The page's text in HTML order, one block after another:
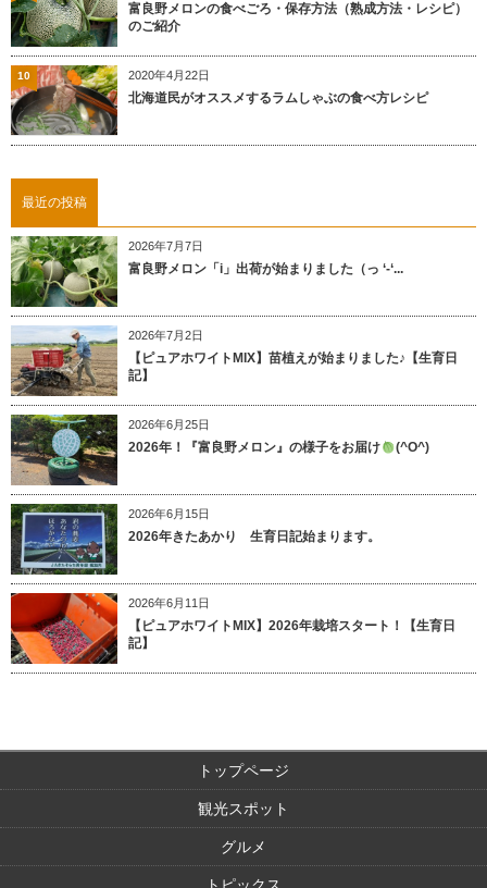
富良野メロンの食べごろ・保存方法（熟成方法・レシピ）
のご紹介
2020年4月22日
北海道民がオススメするラムしゃぶの食べ方レシピ
10
最近の投稿
2026年7月7日
富良野メロン「i」出荷が始まりました（っ ‘-‘...
2026年7月2日
【ピュアホワイトMIX】苗植えが始まりました♪【生育日
記】
2026年6月25日
2026年！『富良野メロン』の様子をお届け (^O^)
2026年6月15日
2026年きたあかり 生育日記始まります。
2026年6月11日
【ピュアホワイトMIX】2026年栽培スタート！【生育日
記】
トップページ
観光スポット
グルメ